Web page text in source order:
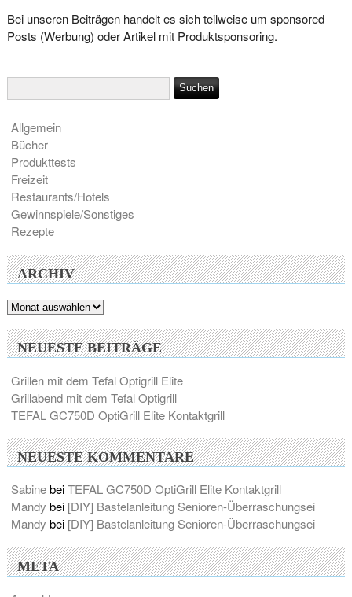
Bei unseren Beiträgen handelt es sich teilweise um sponsored
Posts (Werbung) oder Artikel mit Produktsponsoring.
Allgemein
Bücher
Produkttests
Freizeit
Restaurants/Hotels
Gewinnspiele/Sonstiges
Rezepte
ARCHIV
Archiv
NEUESTE BEITRÄGE
Grillen mit dem Tefal Optigrill Elite
Grillabend mit dem Tefal Optigrill
TEFAL GC750D OptiGrill Elite Kontaktgrill
NEUESTE KOMMENTARE
SabinebeiTEFAL GC750D OptiGrill Elite Kontaktgrill
Mandy bei [DIY] Bastelanleitung Senioren-Überraschungsei
Mandy bei [DIY] Bastelanleitung Senioren-Überraschungsei
META